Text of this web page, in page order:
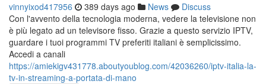
vinnyixod417956 389 days ago News
Discuss
Con l'avvento della tecnologia moderna, vedere la televisione non
è più legato ad un televisore fisso. Grazie a questo servizio IPTV,
guardare i tuoi programmi TV preferiti italiani è semplicissimo.
Accedi a canali
https://amiekigv431778.aboutyoublog.com/42036260/iptv-italia-la-
tv-in-streaming-a-portata-di-mano